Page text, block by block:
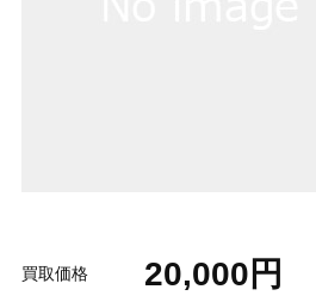
買取価格 20,000円